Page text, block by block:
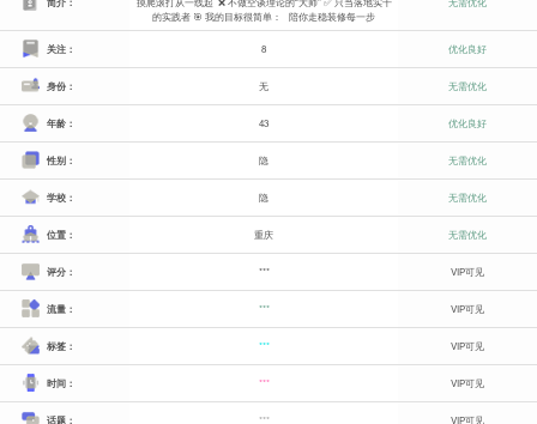
的实践者 🎯 我的目标很简单： 陪你走稳装修每一步
关注： 8 优化良好
身份： 无 无需优化
年龄： 43 优化良好
性别： 隐 无需优化
学校： 隐 无需优化
位置： 重庆 无需优化
评分： *** VIP可见
流量： *** VIP可见
标签： *** VIP可见
时间： *** VIP可见
话题： *** VIP可见